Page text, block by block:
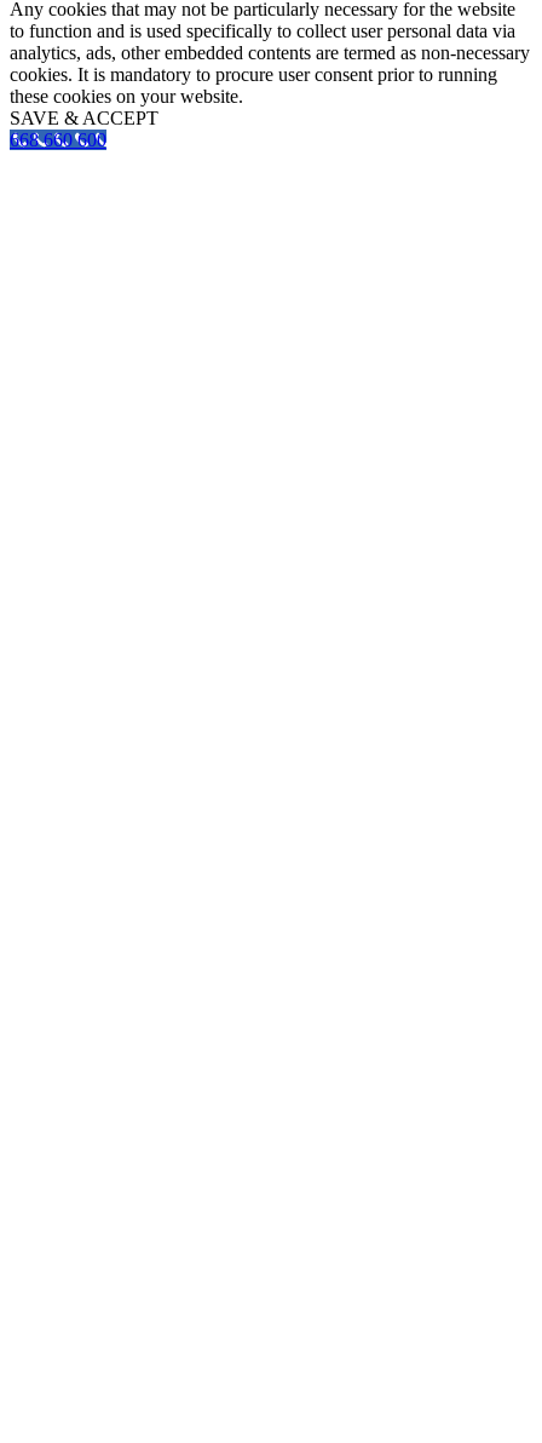
Any cookies that may not be particularly necessary for the website
to function and is used specifically to collect user personal data via
analytics, ads, other embedded contents are termed as non-necessary
cookies. It is mandatory to procure user consent prior to running
these cookies on your website.
SAVE & ACCEPT
668 660 600